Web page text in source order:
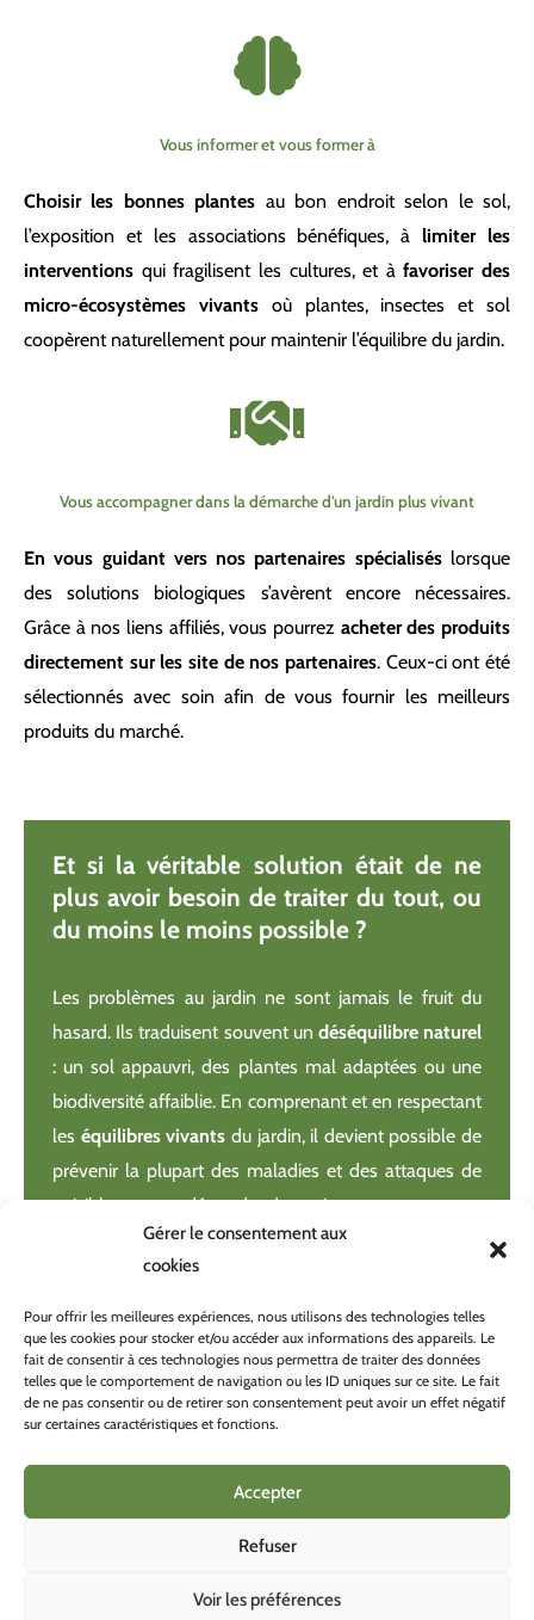
Gérer le consentement aux
cookies
Pour offrir les meilleures expériences, nous utilisons des technologies telles
que les cookies pour stocker et/ou accéder aux informations des appareils. Le
fait de consentir à ces technologies nous permettra de traiter des données
telles que le comportement de navigation ou les ID uniques sur ce site. Le fait
de ne pas consentir ou de retirer son consentement peut avoir un effet négatif
sur certaines caractéristiques et fonctions.
Accepter
Refuser
Voir les préférences
Vous informer et vous former à
Choisir les bonnes plantes au bon endroit selon le sol,
l’exposition et les associations bénéfiques, à limiter les
interventions qui fragilisent les cultures, et àfavoriser des
micro-écosystèmes vivantsoù plantes, insectes et sol
coopèrent naturellement pour maintenir l’équilibre du jardin.
Vous accompagner dans la démarche d'un jardin plus vivant
En vous guidant vers nos partenaires spécialiséslorsque
des solutions biologiques s’avèrent encore nécessaires.
Grâce à nos liens affiliés, vous pourrez acheter des produits
directement sur les site de nos partenaires. Ceux-ci ont été
sélectionnés avec soin afin de vous fournir les meilleurs
produits du marché.
Et si la véritable solution était de ne
plus avoir besoin de traiter du tout, ou
du moins le moins possible ?
Les problèmes au jardin ne sont jamais le fruit du
hasard. Ils traduisent souvent un déséquilibre naturel
: un sol appauvri, des plantes mal adaptées ou une
biodiversité affaiblie. En comprenant et en respectant
les équilibres vivants du jardin, il devient possible de
prévenir la plupart des maladies et des attaques de
nuisibles — sans dépendre des traitements.
C’est là tout l’esprit de la